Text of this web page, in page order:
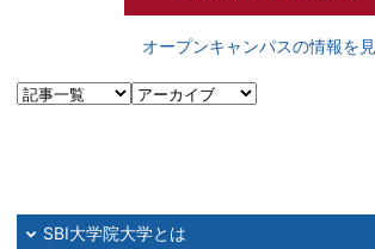
オープンキャンパスの情報を
SBI大学院大学とは